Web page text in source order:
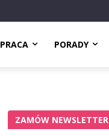
PRACA PORADY
ZAMÓW NEWSLETTER